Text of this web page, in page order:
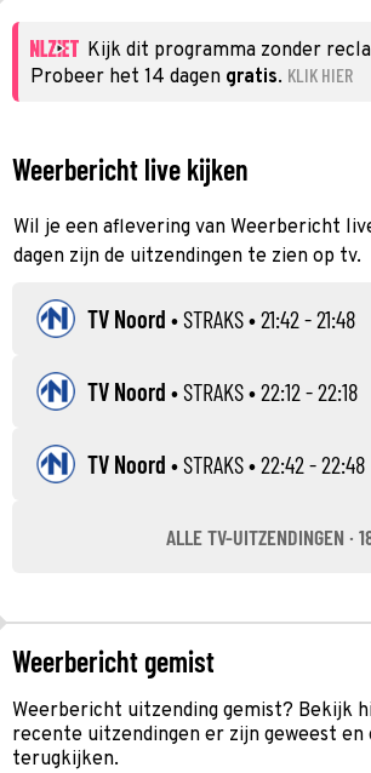
Kijk dit programma zonder
Probeer het 14 dagen gratis. KLIK HIER
Weerbericht live kijken
Wil je een aflevering van Weerbericht
dagen zijn de uitzendingen te zien op tv.
TV Noord •STRAKS• 21:42 - 21:48
TV Noord •STRAKS• 22:12 - 22:18
TV Noord •STRAKS• 22:42 - 22:48
ALLE TV-UITZENDINGEN ·
Weerbericht gemist
Weerbericht uitzending gemist? Bekijk
recente uitzendingen er zijn geweest
terugkijken.